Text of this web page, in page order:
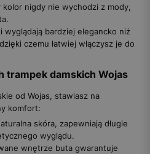
kolor nigdy nie wychodzi z mody,
wyglądają bardziej elegancko niż
czemu łatwiej włączysz je do
trampek damskich Wojas
od Wojas, stawiasz na
komfort:
skóra, zapewniają długie
wyglądu.
wnętrze buta gwarantuje